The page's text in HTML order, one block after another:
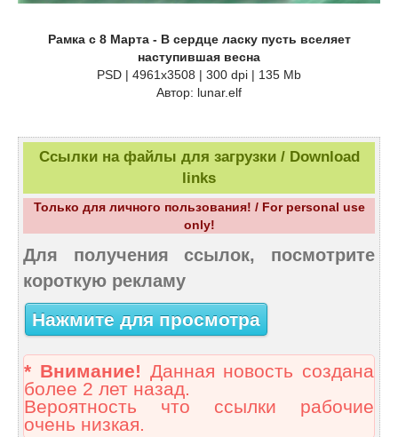
Рамка с 8 Марта - В сердце ласку пусть вселяет
наступившая весна
PSD | 4961x3508 | 300 dpi | 135 Mb
Автор: lunar.elf
Ссылки на файлы для загрузки / Download
links
Только для личного пользования! / For personal use
only!
Для получения ссылок, посмотрите
короткую рекламу
Нажмите для просмотра
* Внимание! Данная новость создана
более 2 лет назад.
Вероятность что ссылки рабочие
очень низкая.